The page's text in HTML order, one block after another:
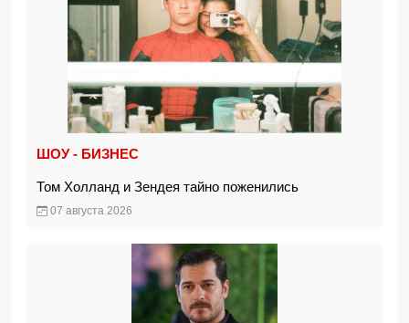
ШОУ - БИЗНЕС
Том Холланд и Зендея тайно поженились
07 августа 2026